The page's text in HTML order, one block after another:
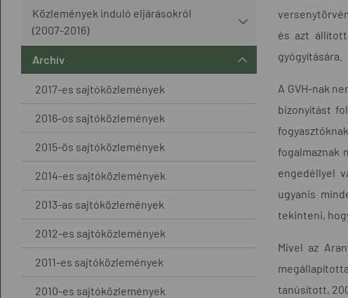
Közlemények induló eljárásokról
(2007-2016)
Archív
2017-es sajtóközlemények
2016-os sajtóközlemények
2015-ös sajtóközlemények
2014-es sajtóközlemények
2013-as sajtóközlemények
2012-es sajtóközlemények
2011-es sajtóközlemények
2010-es sajtóközlemények
és azt
gyógyítására.
A GVH-nak
bizonyítást
fogalmaznak
engedéllyel
ugyanis
tekinteni,
Mivel az
tanúsított,